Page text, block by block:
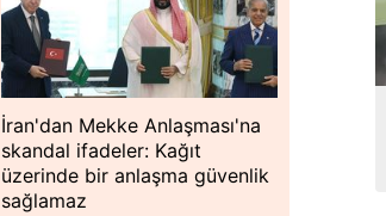
İran'dan Mekke Anlaşması'na
skandal ifadeler: Kağıt
üzerinde bir anlaşma güvenlik
sağlamaz